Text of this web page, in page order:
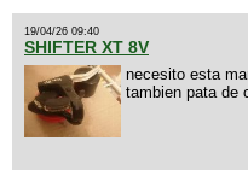
19/04/26 09:40
SHIFTER XT 8V
necesito esta
tambien pata de